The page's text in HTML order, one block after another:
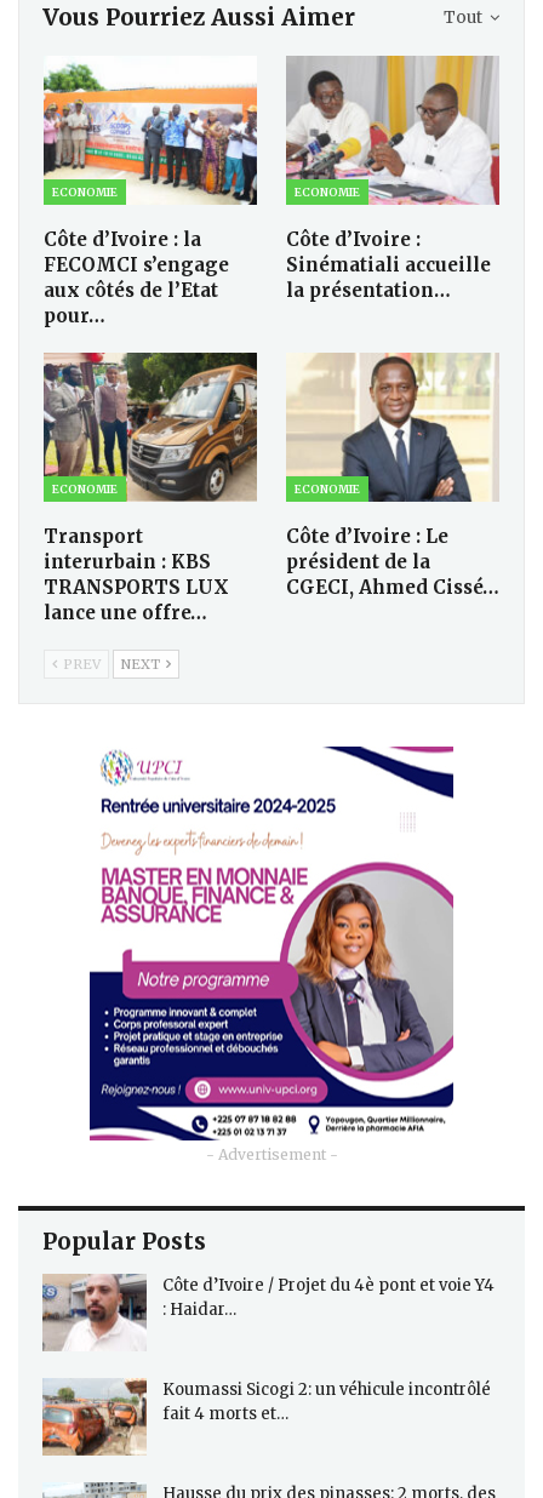
Tout
Vous Pourriez Aussi Aimer
ECONOMIE
Côte d’Ivoire : la
FECOMCI s’engage
aux côtés de l’Etat
pour…
ECONOMIE
Côte d’Ivoire :
Sinématiali accueille
la présentation…
ECONOMIE
Transport
interurbain : KBS
TRANSPORTS LUX
lance une offre…
ECONOMIE
Côte d’Ivoire : Le
président de la
CGECI, Ahmed Cissé…
PREV NEXT
- Advertisement -
Popular Posts
Côte d’Ivoire / Projet du 4è pont et voie Y4
: Haidar…
Koumassi Sicogi 2: un véhicule incontrôlé
fait 4 morts et…
Hausse du prix des pinasses: 2 morts, des